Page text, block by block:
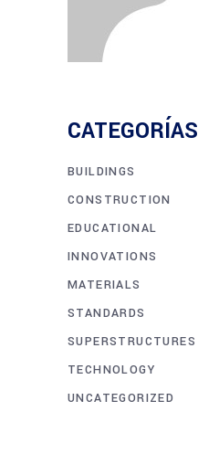
CATEGORÍAS
BUILDINGS
CONSTRUCTION
EDUCATIONAL
INNOVATIONS
MATERIALS
STANDARDS
SUPERSTRUCTURES
TECHNOLOGY
UNCATEGORIZED